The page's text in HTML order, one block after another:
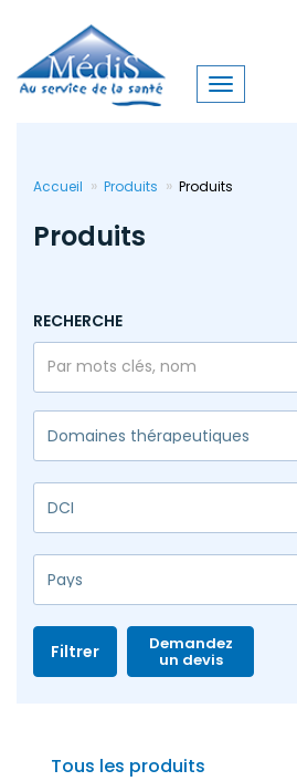
contenu
principal
Accueil Produits Produits
Produits
RECHERCHE
Filtrer
Tous les produits
Demandez
un devis